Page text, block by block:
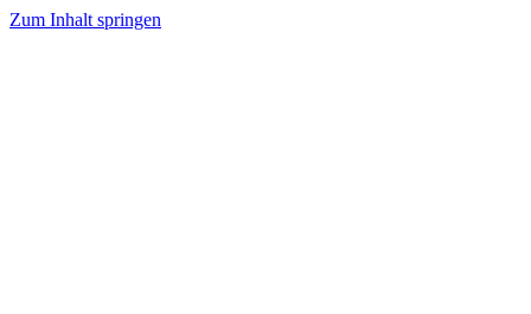
Zum Inhalt springen